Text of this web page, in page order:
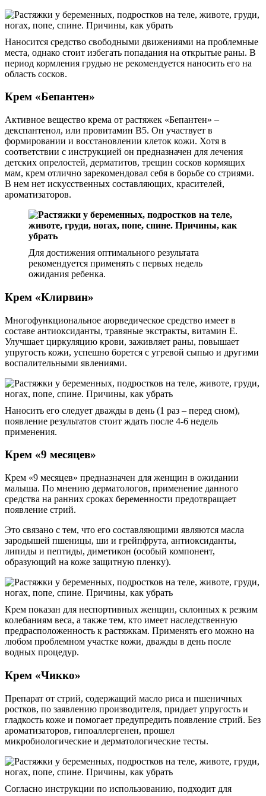
Наносится средство свободными движениями на проблемные
места, однако стоит избегать попадания на открытые раны. В
период кормления грудью не рекомендуется наносить его на
область сосков.
Крем «Бепантен»
Активное вещество крема от растяжек «Бепантен» –
декспантенол, или провитамин В5. Он участвует в
формировании и восстановлении клеток кожи. Хотя в
соответствии с инструкцией он предназначен для лечения
детских опрелостей, дерматитов, трещин сосков кормящих
мам, крем отлично зарекомендовал себя в борьбе со стриями.
В нем нет искусственных составляющих, красителей,
ароматизаторов.
Для достижения оптимального результата
рекомендуется применять с первых недель
ожидания ребенка.
Крем «Клирвин»
Многофункциональное аюрведическое средство имеет в
составе антиоксиданты, травяные экстракты, витамин Е.
Улучшает циркуляцию крови, заживляет раны, повышает
упругость кожи, успешно борется с угревой сыпью и другими
воспалительными явлениями.
Наносить его следует дважды в день (1 раз – перед сном),
появление результатов стоит ждать после 4-6 недель
применения.
Крем «9 месяцев»
Крем «9 месяцев» предназначен для женщин в ожидании
малыша. По мнению дерматологов, применение данного
средства на ранних сроках беременности предотвращает
появление стрий.
Это связано с тем, что его составляющими являются масла
зародышей пшеницы, ши и грейпфрута, антиоксиданты,
липиды и пептиды, диметикон (особый компонент,
образующий на коже защитную пленку).
Крем показан для неспортивных женщин, склонных к резким
колебаниям веса, а также тем, кто имеет наследственную
предрасположенность к растяжкам. Применять его можно на
любом проблемном участке кожи, дважды в день после
водных процедур.
Крем «Чикко»
Препарат от стрий, содержащий масло риса и пшеничных
ростков, по заявлению производителя, придает упругость и
гладкость коже и помогает предупредить появление стрий. Без
ароматизаторов, гипоаллергенен, прошел
микробиологические и дерматологические тесты.
Согласно инструкции по использованию, подходит для